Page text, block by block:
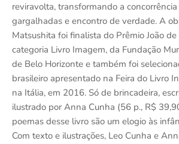
reviravolta, transformando a
gargalhadas e encontro de verdade. A
Matsushita foi finalista do Prêmio João
categoria Livro Imagem, da Fundação
de Belo Horizonte e também foi
brasileiro apresentado na Feira do Livro
na Itália, em 2016. Só de brincadeira,
ilustrado por Anna Cunha (56 p., R$
poemas desse livro são um elogio às
Com texto e ilustrações, Leo Cunha e